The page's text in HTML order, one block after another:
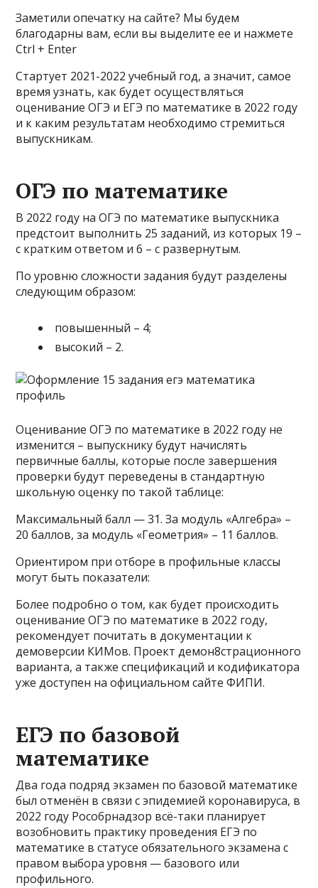
Заметили опечатку на сайте? Мы будем
благодарны вам, если вы выделите ее и нажмете
Ctrl + Enter
Стартует 2021-2022 учебный год, а значит, самое
время узнать, как будет осуществляться
оценивание ОГЭ и ЕГЭ по математике в 2022 году
и к каким результатам необходимо стремиться
выпускникам.
ОГЭ по математике
В 2022 году на ОГЭ по математике выпускника
предстоит выполнить 25 заданий, из которых 19 –
с кратким ответом и 6 – с развернутым.
По уровню сложности задания будут разделены
следующим образом:
повышенный – 4;
высокий – 2.
Оценивание ОГЭ по математике в 2022 году не
изменится – выпускнику будут начислять
первичные баллы, которые после завершения
проверки будут переведены в стандартную
школьную оценку по такой таблице:
Максимальный балл — 31. За модуль «Алгебра» –
20 баллов, за модуль «Геометрия» – 11 баллов.
Ориентиром при отборе в профильные классы
могут быть показатели:
Более подробно о том, как будет происходить
оценивание ОГЭ по математике в 2022 году,
рекомендует почитать в документации к
демоверсии КИМов. Проект демон8страционного
варианта, а также спецификаций и кодификатора
уже доступен на официальном сайте ФИПИ.
ЕГЭ по базовой
математике
Два года подряд экзамен по базовой математике
был отменён в связи с эпидемией коронавируса, в
2022 году Рособрнадзор всё-таки планирует
возобновить практику проведения ЕГЭ по
математике в статусе обязательного экзамена с
правом выбора уровня — базового или
профильного.